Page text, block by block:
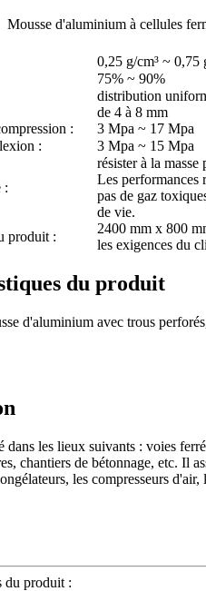
Mousse d'aluminium à cellules
0,25 g/cm³ ~ 0,75
75% ~ 90%
distribution
de 4 à 8 mm
:
3 Mpa ~ 17 Mpa
:
3 Mpa ~ 15 Mpa
:
résister à la
Les performances
pas de gaz
de vie.
produit :
2400 mm x 800
les exigences du
du produit
d'aluminium avec trous
dans les lieux suivants : voies
chantiers de bétonnage, etc. Il
les compresseurs
du produit :